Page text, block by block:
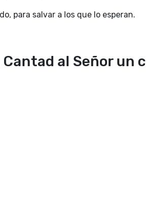
para salvar a los que lo esperan.
al Señor un